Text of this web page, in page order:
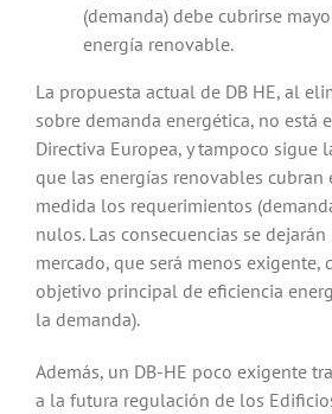
(demanda) debe cubrirse
energía renovable.
La propuesta actual de DB HE, al
sobre demanda energética, no está
Directiva Europea, y tampoco sigue
que las energías renovables cubran
medida los requerimientos
nulos. Las consecuencias se
mercado, que será menos exigente,
objetivo principal de eficiencia
la demanda).
Además, un DB-HE poco exigente
a la futura regulación de los